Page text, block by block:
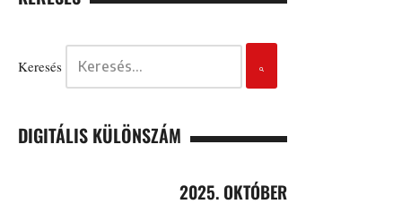
Keresés
DIGITÁLIS KÜLÖNSZÁM
2025. OKTÓBER